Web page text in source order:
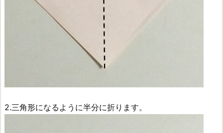
2.三角形になるように半分に折ります。